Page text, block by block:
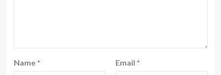
Name * Email *